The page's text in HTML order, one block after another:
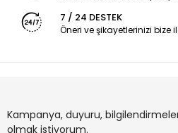
7 / 24 DESTEK
Öneri ve şikayetlerinizi bize
Kampanya, duyuru,
olmak istiyorum.